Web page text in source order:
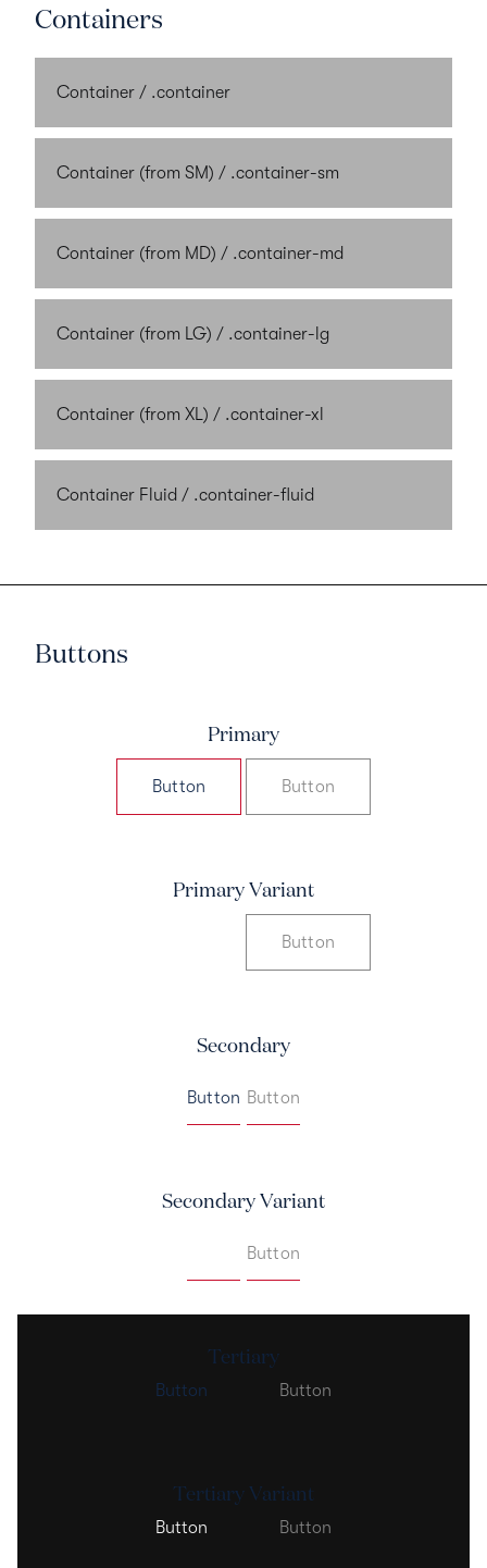
Containers
Container / .container
Container (from SM) / .container-sm
Container (from MD) / .container-md
Container (from LG) / .container-lg
Container (from XL) / .container-xl
Container Fluid / .container-fluid
Buttons
Primary
Button Button
Primary Variant
Button
Secondary
Button Button
Secondary Variant
Button
Tertiary
Button
Button
Tertiary Variant
Button
Button